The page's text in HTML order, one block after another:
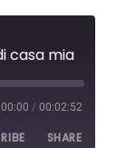
casa mia
00:00 / 00:02:52
SHARE